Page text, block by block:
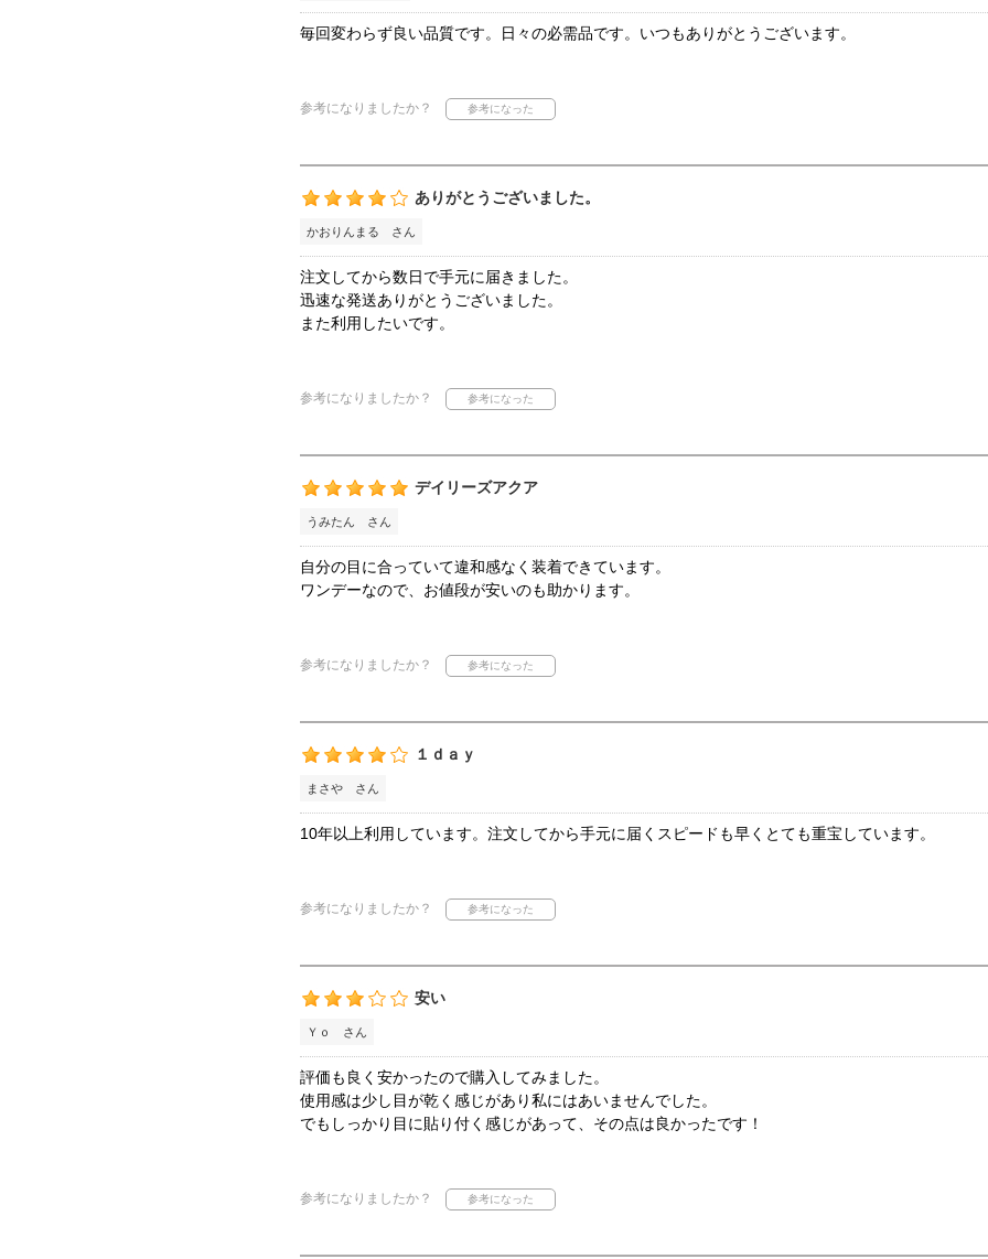
毎回変わらず良い品質です。日々の必需品です。いつもありがとうございます。
参考になりましたか？
ありがとうございました。
かおりんまる さん
注文してから数日で手元に届きました。
迅速な発送ありがとうございました。
また利用したいです。
参考になりましたか？
デイリーズアクア
うみたん さん
自分の目に合っていて違和感なく装着できています。
ワンデーなので、お値段が安いのも助かります。
参考になりましたか？
１ｄａｙ
まさや さん
10年以上利用しています。注文してから手元に届くスピードも早くとても重宝しています。
参考になりましたか？
安い
Ｙｏ さん
評価も良く安かったので購入してみました。
使用感は少し目が乾く感じがあり私にはあいませんでした。
でもしっかり目に貼り付く感じがあって、その点は良かったです！
参考になりましたか？